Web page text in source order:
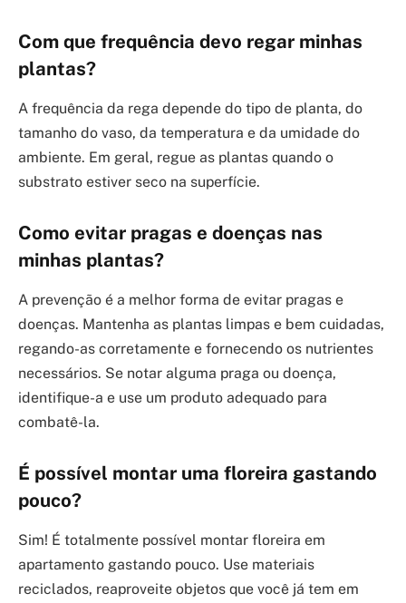
Com que frequência devo regar minhas
plantas?
A frequência da rega depende do tipo de planta, do
tamanho do vaso, da temperatura e da umidade do
ambiente. Em geral, regue as plantas quando o
substrato estiver seco na superfície.
Como evitar pragas e doenças nas
minhas plantas?
A prevenção é a melhor forma de evitar pragas e
doenças. Mantenha as plantas limpas e bem cuidadas,
regando-as corretamente e fornecendo os nutrientes
necessários. Se notar alguma praga ou doença,
identifique-a e use um produto adequado para
combatê-la.
É possível montar uma floreira gastando
pouco?
Sim! É totalmente possível montar floreira em
apartamento gastando pouco. Use materiais
reciclados, reaproveite objetos que você já tem em